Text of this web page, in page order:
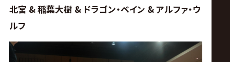
北宮 & 稲葉大樹 & ドラゴン・ベイン & アルファ・ウ
ルフ